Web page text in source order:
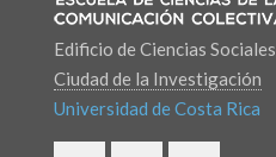
Edificio de Ciencias Sociales
Ciudad de la Investigación
Universidad de Costa Rica